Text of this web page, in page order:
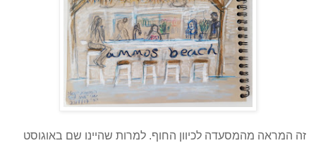
זה המראה מהמסעדה לכיוון החוף. למרות שהיינו שם באוגוסט